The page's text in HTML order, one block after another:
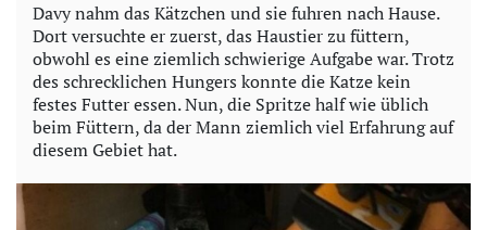
Davy nahm das Kätzchen und sie fuhren nach Hause.
Dort versuchte er zuerst, das Haustier zu füttern,
obwohl es eine ziemlich schwierige Aufgabe war. Trotz
des schrecklichen Hungers konnte die Katze kein
festes Futter essen. Nun, die Spritze half wie üblich
beim Füttern, da der Mann ziemlich viel Erfahrung auf
diesem Gebiet hat.